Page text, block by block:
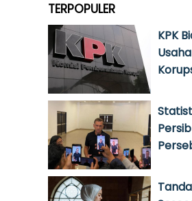
TERPOPULER
KPK